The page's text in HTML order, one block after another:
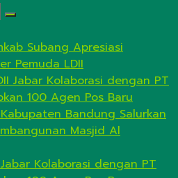
Subang Apresiasi
Pemuda LDII
Jabar Kolaborasi dengan PT
100 Agen Pos Baru
Bandung Salurkan
Masjid Al
Kolaborasi dengan PT